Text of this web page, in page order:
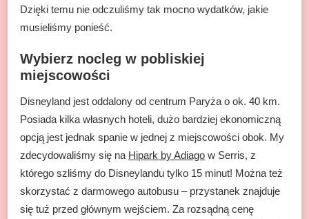
Dzięki temu nie odczuliśmy tak mocno wydatków, jakie
musieliśmy ponieść.
Wybierz nocleg w pobliskiej
miejscowości
Disneyland jest oddalony od centrum Paryża o ok. 40 km.
Posiada kilka własnych hoteli, dużo bardziej ekonomiczną
opcją jest jednak spanie w jednej z miejscowości obok. My
zdecydowaliśmy się na Hipark by Adiago w Serris, z
którego szliśmy do Disneylandu tylko 15 minut! Można też
skorzystać z darmowego autobusu – przystanek znajduje
się tuż przed głównym wejściem. Za rozsądną cenę